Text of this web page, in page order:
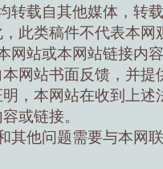
转载自其他媒体，转
此类稿件不代表本网
网站或本网站链接内
网站书面反馈，并提
，本网站在收到上述
或链接。
其他问题需要与本网